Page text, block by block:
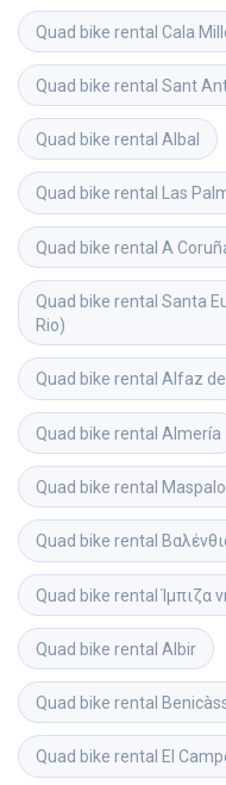
Quad bike rental Cala
Quad bike rental Sant
Quad bike rental Albal
Quad bike rental Las
Quad bike rental A
Quad bike rental Santa
Rio)
Quad bike rental Alfaz
Quad bike rental Almería
Quad bike rental
Quad bike rental
Quad bike rental Ίμπιζα
Quad bike rental Albir
Quad bike rental
Quad bike rental El